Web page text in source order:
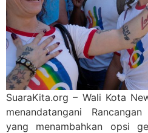
SuaraKita.org – Wali Kota
menandatangani
yang menambahkan opsi